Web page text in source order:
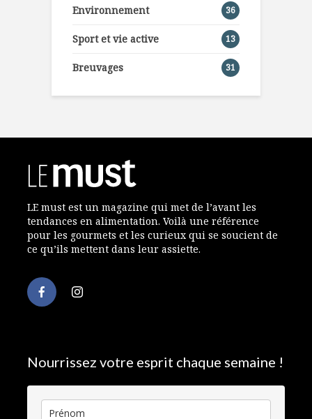
Environnement 36
Sport et vie active 13
Breuvages 31
LE must est un magazine qui met de l’avant les
tendances en alimentation. Voilà une référence
pour les gourmets et les curieux qui se soucient de
ce qu’ils mettent dans leur assiette.
Nourrissez votre esprit chaque semaine !